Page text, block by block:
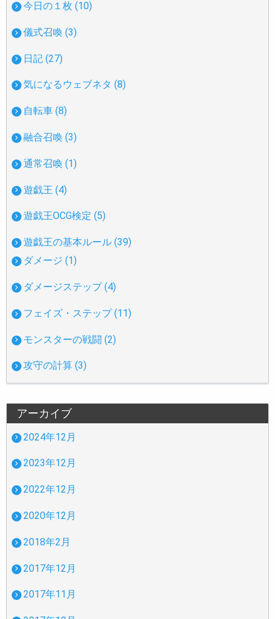
今日の１枚 (10)
儀式召喚 (3)
日記 (27)
気になるウェブネタ (8)
自転車 (8)
融合召喚 (3)
通常召喚 (1)
遊戯王 (4)
遊戯王OCG検定 (5)
遊戯王の基本ルール (39)
ダメージ (1)
ダメージステップ (4)
フェイズ・ステップ (11)
モンスターの戦闘 (2)
攻守の計算 (3)
アーカイブ
2024年12月
2023年12月
2022年12月
2020年12月
2018年2月
2017年12月
2017年11月